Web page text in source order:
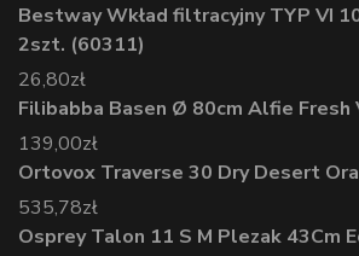
Bestway Wkład filtracyjny TYP VI
2szt. (60311)
26,80zł
Filibabba Basen Ø 80cm Alfie
139,00zł
Ortovox Traverse 30 Dry Desert
535,78zł
Osprey Talon 11 S M Plezak 43Cm